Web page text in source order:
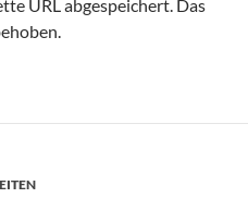
URL abgespeichert. Das